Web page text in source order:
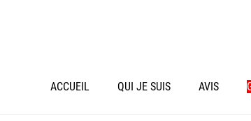
ACCUEIL QUI JE SUIS AVIS